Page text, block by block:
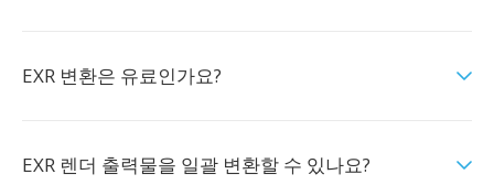
EXR 변환은 유료인가요?
EXR 렌더 출력물을 일괄 변환할 수 있나요?